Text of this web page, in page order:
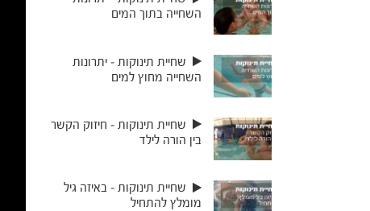
השחייה בתוך המים
שחיית תינוקות – יתרונות
השחייה מחוץ למים
שחיית תינוקות – חיזוק הקשר
בין הורה לילד
שחיית תינוקות – באיזה גיל
מומלץ להתחיל